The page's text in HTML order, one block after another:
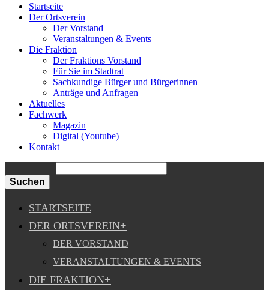
Startseite
Der Ortsverein
Der Vorstand
Veranstaltungen & Events
Die Fraktion
Der Fraktions Vorstand
Für Sie im Stadtrat
Sachkundige Bürger und Bürgerinnen
Anträge und Anfragen
Aktuelles
Fachwerk
Magazin
Digital (Youtube)
Kontakt
Suchen
STARTSEITE
DER ORTSVEREIN
DER VORSTAND
VERANSTALTUNGEN & EVENTS
DIE FRAKTION